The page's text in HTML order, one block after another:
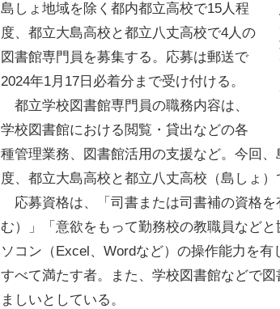
島しょ地域を除く都内都立高校で15人程
度、都立大島高校と都立八丈高校で4人の
図書館専門員を募集する。応募は郵送で
2024年1月17日必着分まで受け付ける。
都立学校図書館専門員の職務内容は、
学校図書館における閲覧・貸出などの各
種管理業務、図書館活用の支援など。今回
度、都立大島高校と都立八丈高校（島しょ）
応募資格は、「司書または司書補の資格
む）」「意欲をもって勤務校の教職員など
ソコン（Excel、Wordなど）の操作能力を
すべて満たす者。また、学校図書館などで
ましいとしている。